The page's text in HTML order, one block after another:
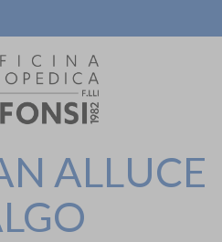
ALLUCE